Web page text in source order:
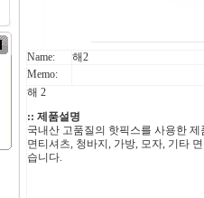
Name:
해2
Memo:
해 2
:: 제품설명
국내산 고품질의 핫픽스를 사용한 제
면티셔츠, 청바지, 가방, 모자, 기타
습니다.